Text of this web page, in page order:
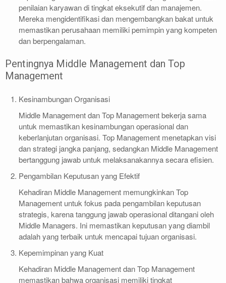
penilaian karyawan di tingkat eksekutif dan manajemen.
Mereka mengidentifikasi dan mengembangkan bakat untuk
memastikan perusahaan memiliki pemimpin yang kompeten
dan berpengalaman.
Pentingnya Middle Management dan Top
Management
Kesinambungan Organisasi
Middle Management dan Top Management bekerja sama
untuk memastikan kesinambungan operasional dan
keberlanjutan organisasi. Top Management menetapkan visi
dan strategi jangka panjang, sedangkan Middle Management
bertanggung jawab untuk melaksanakannya secara efisien.
Pengambilan Keputusan yang Efektif
Kehadiran Middle Management memungkinkan Top
Management untuk fokus pada pengambilan keputusan
strategis, karena tanggung jawab operasional ditangani oleh
Middle Managers. Ini memastikan keputusan yang diambil
adalah yang terbaik untuk mencapai tujuan organisasi.
Kepemimpinan yang Kuat
Kehadiran Middle Management dan Top Management
memastikan bahwa organisasi memiliki tingkat